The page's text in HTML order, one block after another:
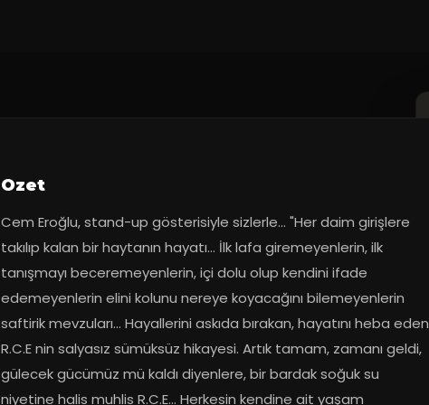
Ozet
Cem Eroğlu, stand-up gösterisiyle sizlerle... "Her daim girişlere
takılıp kalan bir haytanın hayatı... İlk lafa giremeyenlerin, ilk
tanışmayı beceremeyenlerin, içi dolu olup kendini ifade
edemeyenlerin elini kolunu nereye koyacağını bilemeyenlerin
saftirik mevzuları... Hayallerini askıda bırakan, hayatını heba eden
R.C.E nin salyasız sümüksüz hikayesi. Artık tamam, zamanı geldi,
gülecek gücümüz mü kaldı diyenlere, bir bardak soğuk su
niyetine halis muhlis R.C.E... Herkesin kendine ait yaşam